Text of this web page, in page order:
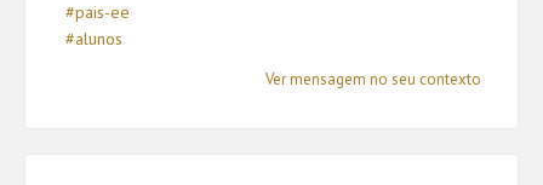
#pais-ee
#alunos
Ver mensagem no seu contexto